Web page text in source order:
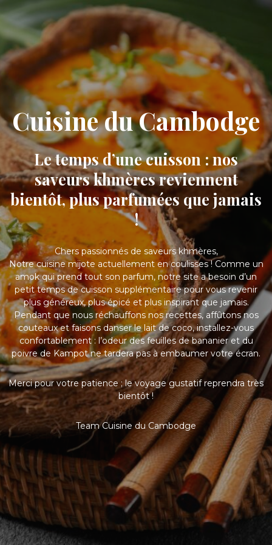
Cuisine du Cambodge
Le temps d’une cuisson : nos
saveurs khmères reviennent
bientôt, plus parfumées que jamais
!
Chers passionnés de saveurs khmères,
Notre cuisine mijote actuellement en coulisses ! Comme un
amok qui prend tout son parfum, notre site a besoin d’un
petit temps de cuisson supplémentaire pour vous revenir
plus généreux, plus épicé et plus inspirant que jamais.
Pendant que nous réchauffons nos recettes, affûtons nos
couteaux et faisons danser le lait de coco, installez-vous
confortablement : l’odeur des feuilles de bananier et du
poivre de Kampot ne tardera pas à embaumer votre écran.
Merci pour votre patience ; le voyage gustatif reprendra très
bientôt !
Team Cuisine du Cambodge